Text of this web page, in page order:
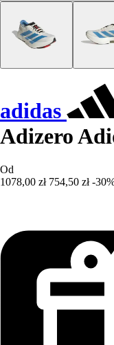
adidas
Adizero
Od
1078,00 zł 754,50 zł -